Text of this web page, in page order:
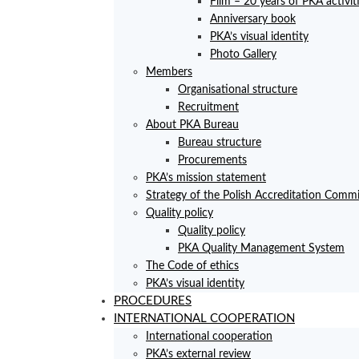
Anniversary book
PKA’s visual identity
Photo Gallery
Members
Organisational structure
Recruitment
About PKA Bureau
Bureau structure
Procurements
PKA’s mission statement
Strategy of the Polish Accreditation
Quality policy
Quality policy
PKA Quality Management System
The Code of ethics
PKA’s visual identity
PROCEDURES
INTERNATIONAL COOPERATION
International cooperation
PKA’s external review